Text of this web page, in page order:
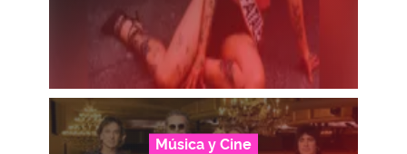
Música y Cine